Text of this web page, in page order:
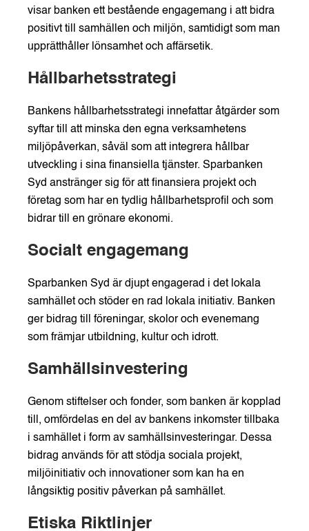
visar banken ett bestående engagemang i att bidra
positivt till samhällen och miljön, samtidigt som man
upprätthåller lönsamhet och affärsetik.
Hållbarhetsstrategi
Bankens hållbarhetsstrategi innefattar åtgärder som
syftar till att minska den egna verksamhetens
miljöpåverkan, såväl som att integrera hållbar
utveckling i sina finansiella tjänster. Sparbanken
Syd anstränger sig för att finansiera projekt och
företag som har en tydlig hållbarhetsprofil och som
bidrar till en grönare ekonomi.
Socialt engagemang
Sparbanken Syd är djupt engagerad i det lokala
samhället och stöder en rad lokala initiativ. Banken
ger bidrag till föreningar, skolor och evenemang
som främjar utbildning, kultur och idrott.
Samhällsinvestering
Genom stiftelser och fonder, som banken är kopplad
till, omfördelas en del av bankens inkomster tillbaka
i samhället i form av samhällsinvesteringar. Dessa
bidrag används för att stödja sociala projekt,
miljöinitiativ och innovationer som kan ha en
långsiktig positiv påverkan på samhället.
Etiska Riktlinjer